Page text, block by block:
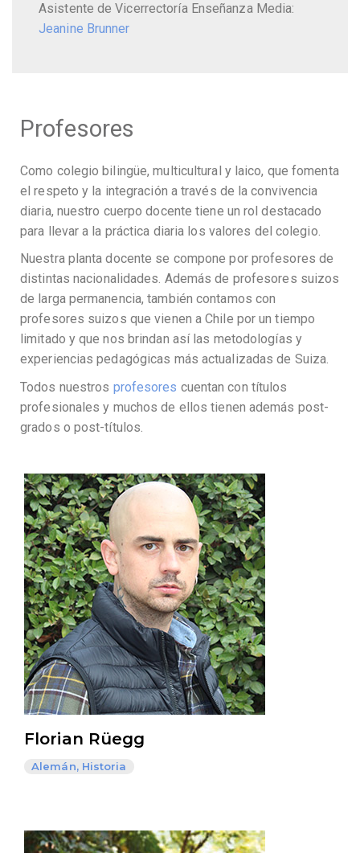
Asistente de Vicerrectoría Enseñanza Media:
Jeanine Brunner
Profesores
Como colegio bilingüe, multicultural y laico, que fomenta
el respeto y la integración a través de la convivencia
diaria, nuestro cuerpo docente tiene un rol destacado
para llevar a la práctica diaria los valores del colegio.
Nuestra planta docente se compone por profesores de
distintas nacionalidades. Además de profesores suizos
de larga permanencia, también contamos con
profesores suizos que vienen a Chile por un tiempo
limitado y que nos brindan así las metodologías y
experiencias pedagógicas más actualizadas de Suiza.
Todos nuestros profesores cuentan con títulos
profesionales y muchos de ellos tienen además post-
grados o post-títulos.
Florian Rüegg
Alemán, Historia